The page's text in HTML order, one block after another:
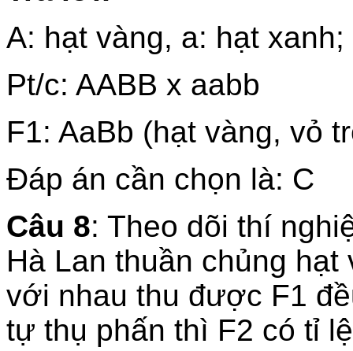
A: hạt vàng, a: hạt
Pt/c: AABB x aabb
F1: AaBb (hạt vàng, vỏ
Đáp án cần chọn là: C
Câu 8: Theo dõi thí
Hà Lan thuần chủng
với nhau thu được F1
tự thụ phấn thì F2 có tỉ